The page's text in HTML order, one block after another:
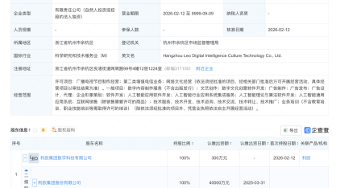
者，都能找到适合自己的选择。两款新机的具体表现如何，值
得持续关注。